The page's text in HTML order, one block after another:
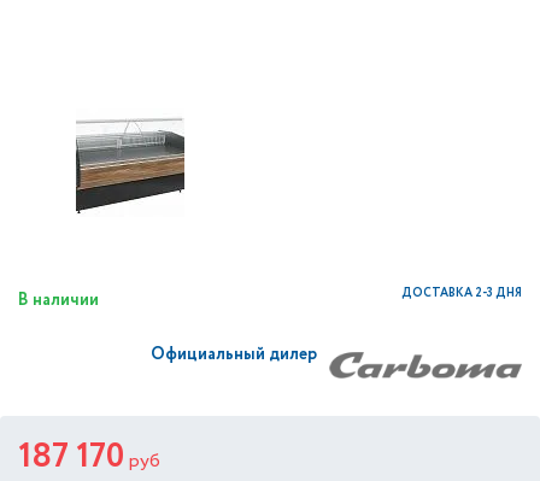
В наличии ДОСТАВКА 2-3 ДНЯ
Официальный дилер
187 170 руб